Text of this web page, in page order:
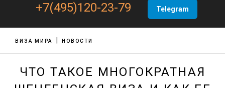
+7(495)120-23-79 Telegram
ВИЗА МИРА НОВОСТИ
ЧТО ТАКОЕ МНОГОКРАТНАЯ